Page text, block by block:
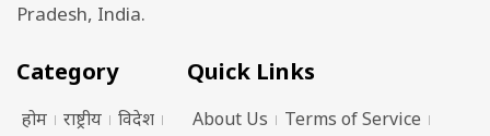
Pradesh, India.
Category
होम राष्ट्रीय
विदेश
Quick Links
About Us
Terms of Service